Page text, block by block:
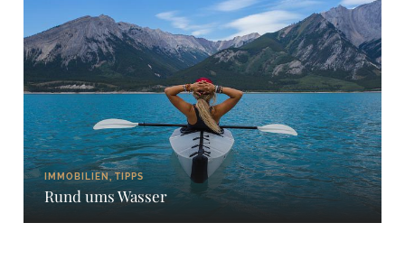
IMMOBILIEN, TIPPS
Rund ums Wasser